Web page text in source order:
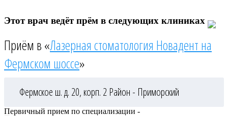
Этот врач ведёт прём в следующих клиниках
Приём в «Лазерная стоматология Новадент на
Фермском шоссе»
Фермское ш. д. 20, корп. 2 Район - Приморский
Первичный прием по специализации -